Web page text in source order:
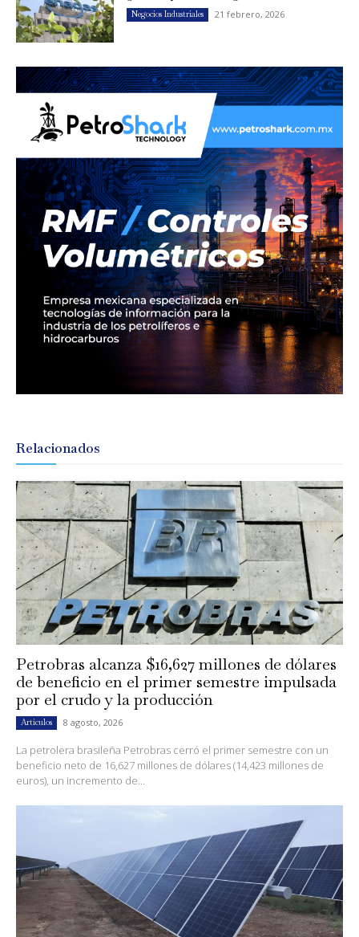
Negocios Industriales 21 febrero, 2026
Relacionados
Petrobras alcanza $16,627 millones de dólares
de beneficio en el primer semestre impulsada
por el crudo y la producción
Artículos 8 agosto, 2026
La petrolera brasileña Petrobras cerró el primer semestre con un
beneficio neto de 16,627 millones de dólares (14,423 millones de
euros), un incremento de...